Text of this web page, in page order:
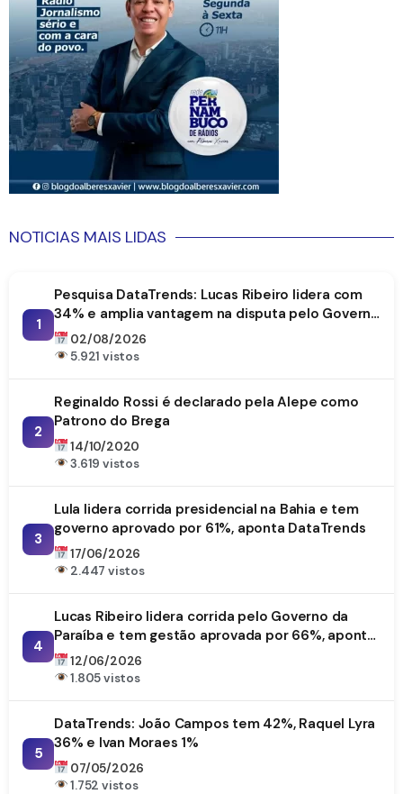
NOTICIAS MAIS LIDAS
1
Pesquisa DataTrends: Lucas Ribeiro lidera com
34% e amplia vantagem na disputa pelo Governo
da Paraíba
02/08/2026
5.921 vistos
2
Reginaldo Rossi é declarado pela Alepe como
Patrono do Brega
14/10/2020
3.619 vistos
3
Lula lidera corrida presidencial na Bahia e tem
governo aprovado por 61%, aponta DataTrends
17/06/2026
2.447 vistos
4
Lucas Ribeiro lidera corrida pelo Governo da
Paraíba e tem gestão aprovada por 66%, aponta
DataTrends
12/06/2026
1.805 vistos
5
DataTrends: João Campos tem 42%, Raquel Lyra
36% e Ivan Moraes 1%
07/05/2026
1.752 vistos